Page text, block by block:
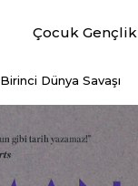
Çocuk Gençlik
Birinci Dünya Savaşı